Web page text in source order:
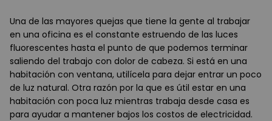
Una de las mayores quejas que tiene la gente al trabajar
en una oficina es el constante estruendo de las luces
fluorescentes hasta el punto de que podemos terminar
saliendo del trabajo con dolor de cabeza. Si está en una
habitación con ventana, utilícela para dejar entrar un poco
de luz natural. Otra razón por la que es útil estar en una
habitación con poca luz mientras trabaja desde casa es
para ayudar a mantener bajos los costos de electricidad.